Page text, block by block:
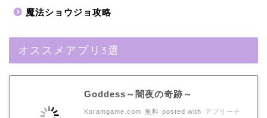
魔法ショウジョ攻略
オススメアプリ3選
Goddess～闇夜の奇跡～
Koramgame.com 無料 posted with アプリーチ